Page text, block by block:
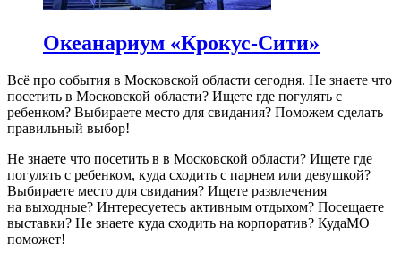
Океанариум «Крокус-Сити»
Всё про события в Московской области сегодня. Не знаете что
посетить в Московской области? Ищете где погулять с
ребенком? Выбираете место для свидания? Поможем сделать
правильный выбор!
Не знаете что посетить в в Московской области? Ищете где
погулять с ребенком, куда сходить с парнем или девушкой?
Выбираете место для свидания? Ищете развлечения
на выходные? Интересуетесь активным отдыхом? Посещаете
выставки? Не знаете куда сходить на корпоратив? КудаМО
поможет!